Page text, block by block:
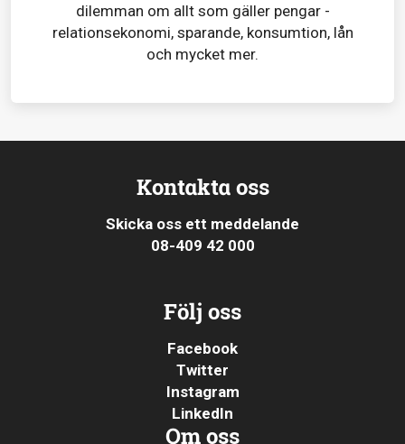
dilemman om allt som gäller pengar -
relationsekonomi, sparande, konsumtion, lån
och mycket mer.
Kontakta oss
Skicka oss ett meddelande
08-409 42 000
Följ oss
Facebook
Twitter
Instagram
LinkedIn
Om oss